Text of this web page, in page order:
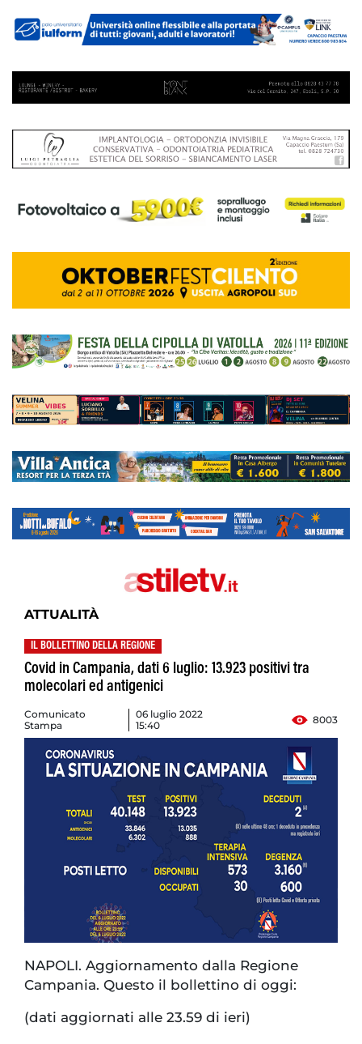
ATTUALITÀ
IL BOLLETTINO DELLA REGIONE
Covid in Campania, dati 6 luglio: 13.923 positivi tra
molecolari ed antigenici
Comunicato
Stampa
06 luglio 2022
15:40
8003
NAPOLI. Aggiornamento dalla Regione
Campania. Questo il bollettino di oggi:
(dati aggiornati alle 23.59 di ieri)